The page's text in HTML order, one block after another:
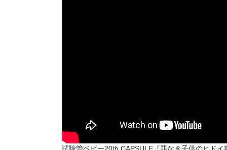
試験管ベビー20th CAPSULE『罪なき子供のヒドイ